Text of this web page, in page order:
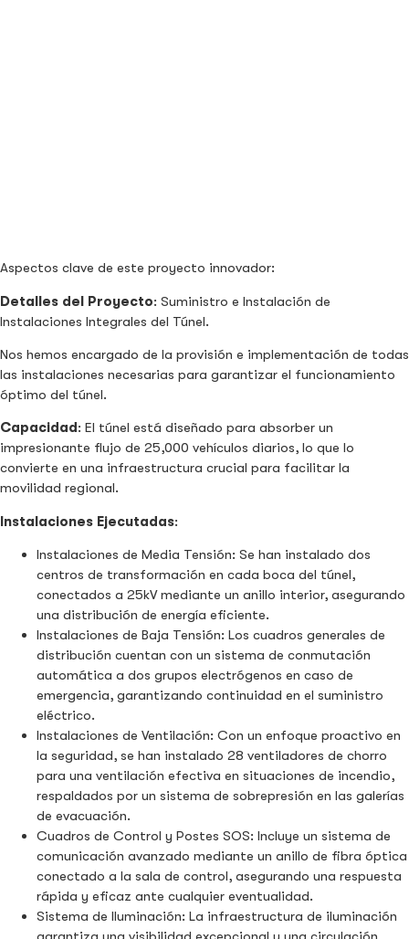
Aspectos clave de este proyecto innovador:
Detalles del Proyecto: Suministro e Instalación de
Instalaciones Integrales del Túnel.
Nos hemos encargado de la provisión e implementación de todas
las instalaciones necesarias para garantizar el funcionamiento
óptimo del túnel.
Capacidad : El túnel está diseñado para absorber un
impresionante flujo de 25,000 vehículos diarios, lo que lo
convierte en una infraestructura crucial para facilitar la
movilidad regional.
Instalaciones Ejecutadas:
Instalaciones de Media Tensión: Se han instalado dos
centros de transformación en cada boca del túnel,
conectados a 25kV mediante un anillo interior, asegurando
una distribución de energía eficiente.
Instalaciones de Baja Tensión: Los cuadros generales de
distribución cuentan con un sistema de conmutación
automática a dos grupos electrógenos en caso de
emergencia, garantizando continuidad en el suministro
eléctrico.
Instalaciones de Ventilación: Con un enfoque proactivo en
la seguridad, se han instalado 28 ventiladores de chorro
para una ventilación efectiva en situaciones de incendio,
respaldados por un sistema de sobrepresión en las galerías
de evacuación.
Cuadros de Control y Postes SOS: Incluye un sistema de
comunicación avanzado mediante un anillo de fibra óptica
conectado a la sala de control, asegurando una respuesta
rápida y eficaz ante cualquier eventualidad.
Sistema de Iluminación: La infraestructura de iluminación